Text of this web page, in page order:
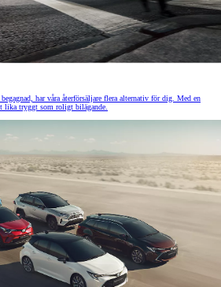
har våra återförsäljare flera alternativ för dig. Med en
lika tryggt som roligt bilägande.